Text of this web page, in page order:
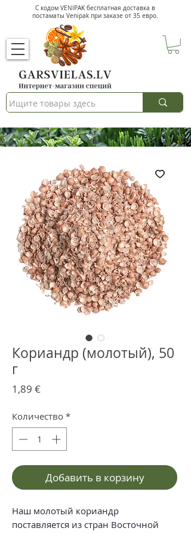
С кодом VENIPAKбесплатная доставка в
постаматы Venipak при заказе от 35 евро.
Кориандр (молотый), 50
г
1,89 €Цена
Количество *
Добавить в корзину
Наш молотый кориандр
поставляется из стран Восточной